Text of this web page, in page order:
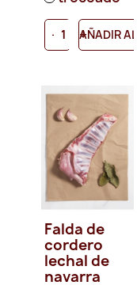
- +
AÑADIR AL
Falda de
cordero
lechal de
navarra